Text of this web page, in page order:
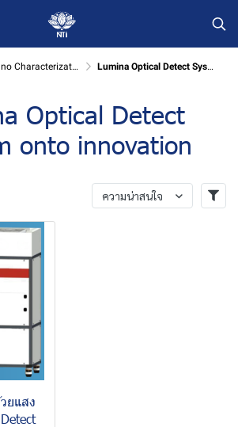
Characterization Lumina Optical Detect System onto innovation
Optical Detect
onto innovation
ความน่าสนใจ
ยแสง